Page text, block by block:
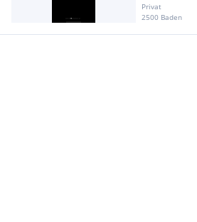
Privat
2500 Baden